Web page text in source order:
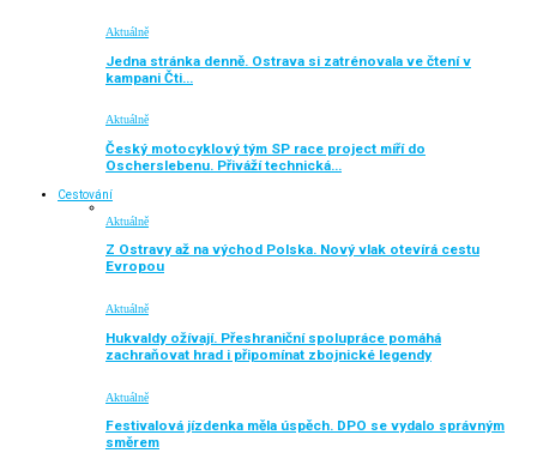
Aktuálně
Jedna stránka denně. Ostrava si zatrénovala ve čtení v
kampani Čti…
Aktuálně
Český motocyklový tým SP race project míří do
Oscherslebenu. Přiváží technická…
Cestování
Aktuálně
Z Ostravy až na východ Polska. Nový vlak otevírá cestu
Evropou
Aktuálně
Hukvaldy ožívají. Přeshraniční spolupráce pomáhá
zachraňovat hrad i připomínat zbojnické legendy
Aktuálně
Festivalová jízdenka měla úspěch. DPO se vydalo správným
směrem